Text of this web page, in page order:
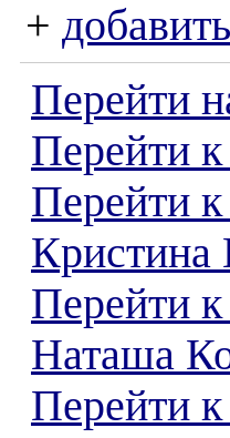
+
Перейти
Перейти к
Перейти
Кристина
Перейти
Наташа
Перейти к